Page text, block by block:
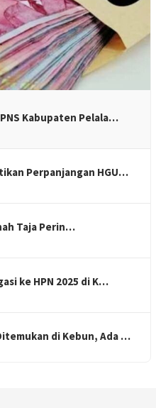
Kabupaten Pelala…
Perpanjangan HGU…
Taja Perin…
ke HPN 2025 di K…
di Kebun, Ada …